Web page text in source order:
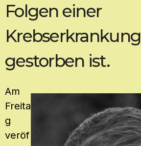
Folgen einer
Krebserkrankung
gestorben ist.
Am
Freita
g
veröf